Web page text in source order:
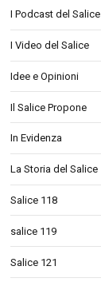
I Podcast del Salice
I Video del Salice
Idee e Opinioni
Il Salice Propone
In Evidenza
La Storia del Salice
Salice 118
salice 119
Salice 121